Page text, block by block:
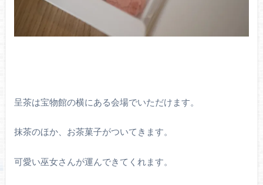
呈茶は宝物館の横にある会場でいただけます。
抹茶のほか、お茶菓子がついてきます。
可愛い巫女さんが運んできてくれます。